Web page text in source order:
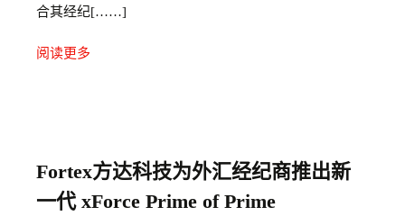
合其经纪[……]
阅读更多
Fortex方达科技为外汇经纪商推出新
一代 xForce Prime of Prime